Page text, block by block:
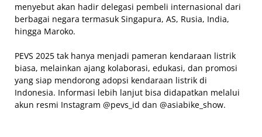
menyebut akan hadir delegasi pembeli internasional dari
berbagai negara termasuk Singapura, AS, Rusia, India,
hingga Maroko.
PEVS 2025 tak hanya menjadi pameran kendaraan listrik
biasa, melainkan ajang kolaborasi, edukasi, dan promosi
yang siap mendorong adopsi kendaraan listrik di
Indonesia. Informasi lebih lanjut bisa didapatkan melalui
akun resmi Instagram @pevs_id dan @asiabike_show.